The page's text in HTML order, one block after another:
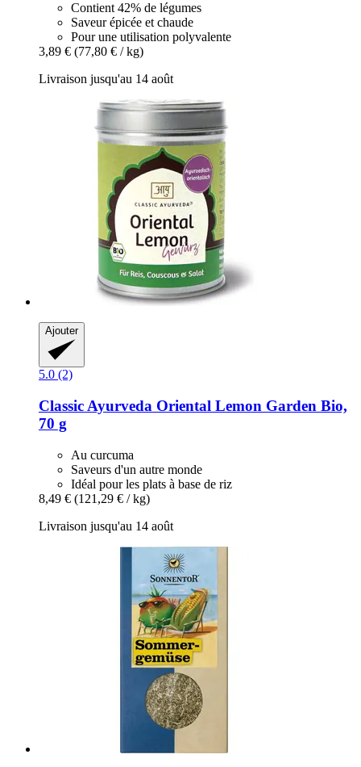
Contient 42% de légumes
Saveur épicée et chaude
Pour une utilisation polyvalente
3,89 € (77,80 € / kg)
Livraison jusqu'au 14 août
Ajouter
5.0 (2)
Classic Ayurveda Oriental Lemon Garden Bio,
70 g
Au curcuma
Saveurs d'un autre monde
Idéal pour les plats à base de riz
8,49 € (121,29 € / kg)
Livraison jusqu'au 14 août